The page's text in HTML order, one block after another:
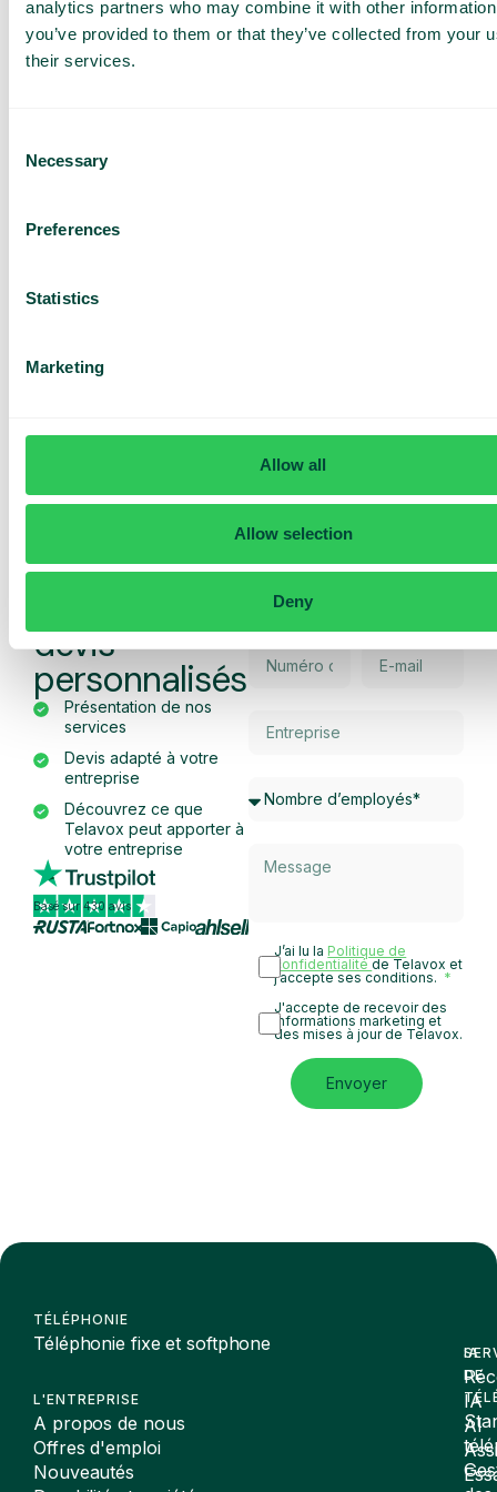
analytics partners who may combine it with other
you’ve provided to them or that they’ve collected from your
their services.
Selection
Necessary
Preferences
Statistics
Marketing
Allow all
Allow selection
Deny
Roaming mondial
Utilisez votre mobile comme d’habitude en
dehors de l’UE, avec des appels, des SMS et de
la data pour un coût mensuel fixe.
Cliquez pour appeler
Obtenez une
devis
personnalisés
Présentation de nos
services
Devis adapté à votre
entreprise
Découvrez ce que
Telavox peut apporter à
votre entreprise
Basé sur 430 avis
J’ai lu la Politique de
confidentialitéde Telavox et
j’accepte ses conditions.
J'accepte de recevoir des
informations marketing et
des mises à jour de Telavox.
Envoyer
TÉLÉPHONIE
Téléphonie fixe et softphone
L'ENTREPRISE
A propos de nous
Offres d'emploi
Nouveautés
DE
IA
IA
AI